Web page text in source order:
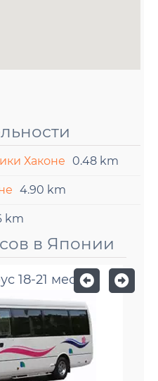
Хаконе 0.48 km
4.90 km
km
в Японии
18-21 мест